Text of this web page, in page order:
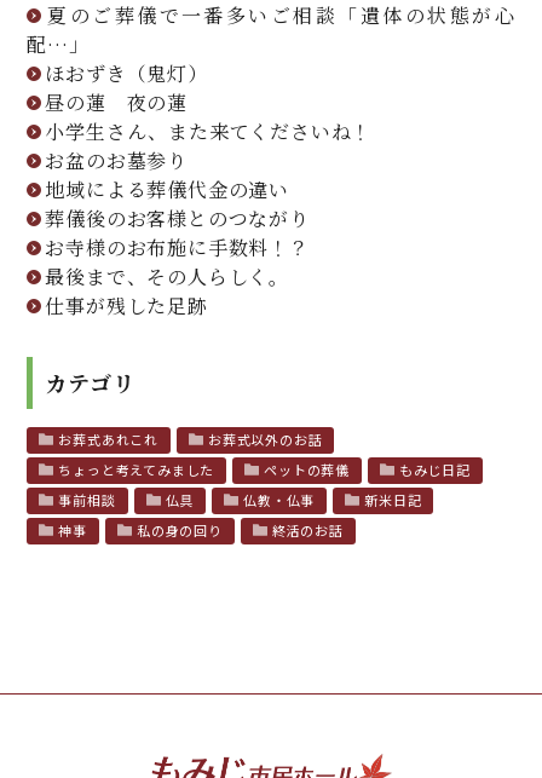
夏のご葬儀で一番多いご相談「遺体の状態が心
配…」
ほおずき（鬼灯）
昼の蓮 夜の蓮
小学生さん、また来てくださいね！
お盆のお墓参り
地域による葬儀代金の違い
葬儀後のお客様とのつながり
お寺様のお布施に手数料！？
最後まで、その人らしく。
仕事が残した足跡
カテゴリ
お葬式あれこれ
お葬式以外のお話
ちょっと考えてみました
ペットの葬儀
もみじ日記
事前相談
仏具 仏教・仏事
新米日記
神事
私の身の回り 終活のお話